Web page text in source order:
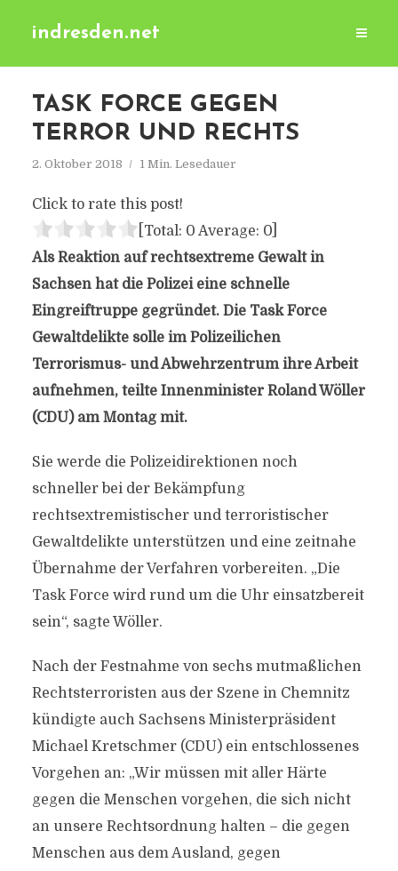
indresden.net
TASK FORCE GEGEN
TERROR UND RECHTS
2. Oktober 2018 1 Min. Lesedauer
Click to rate this post!
[Total: 0 Average: 0]
Als Reaktion auf rechtsextreme Gewalt in
Sachsen hat die Polizei eine schnelle
Eingreiftruppe gegründet. Die Task Force
Gewaltdelikte solle im Polizeilichen
Terrorismus- und Abwehrzentrum ihre Arbeit
aufnehmen, teilte Innenminister Roland Wöller
(CDU) am Montag mit.
Sie werde die Polizeidirektionen noch
schneller bei der Bekämpfung
rechtsextremistischer und terroristischer
Gewaltdelikte unterstützen und eine zeitnahe
Übernahme der Verfahren vorbereiten. „Die
Task Force wird rund um die Uhr einsatzbereit
sein“, sagte Wöller.
Nach der Festnahme von sechs mutmaßlichen
Rechtsterroristen aus der Szene in Chemnitz
kündigte auch Sachsens Ministerpräsident
Michael Kretschmer (CDU) ein entschlossenes
Vorgehen an: „Wir müssen mit aller Härte
gegen die Menschen vorgehen, die sich nicht
an unsere Rechtsordnung halten – die gegen
Menschen aus dem Ausland, gegen